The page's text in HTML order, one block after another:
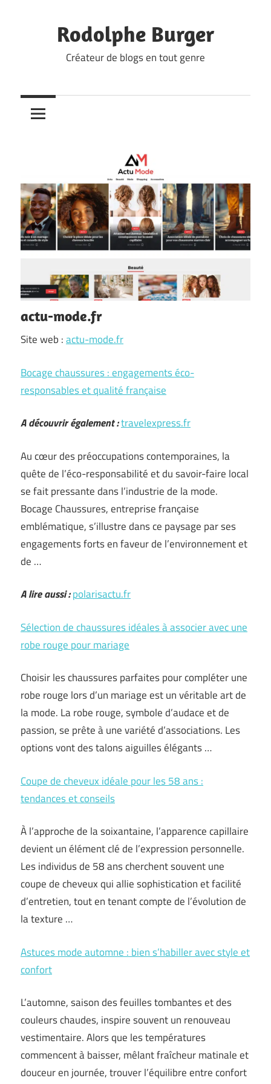
Rodolphe Burger
Créateur de blogs en tout genre
actu-mode.fr
Site web :actu-mode.fr
Bocage chaussures : engagements éco-
responsables et qualité française
A découvrir également :travelexpress.fr
Au cœur des préoccupations contemporaines, la
quête de l’éco-responsabilité et du savoir-faire local
se fait pressante dans l’industrie de la mode.
Bocage Chaussures, entreprise française
emblématique, s’illustre dans ce paysage par ses
engagements forts en faveur de l’environnement et
de …
A lire aussi :polarisactu.fr
Sélection de chaussures idéales à associer avec une
robe rouge pour mariage
Choisir les chaussures parfaites pour compléter une
robe rouge lors d’un mariage est un véritable art de
la mode. La robe rouge, symbole d’audace et de
passion, se prête à une variété d’associations. Les
options vont des talons aiguilles élégants …
Coupe de cheveux idéale pour les 58 ans :
tendances et conseils
À l’approche de la soixantaine, l’apparence capillaire
devient un élément clé de l’expression personnelle.
Les individus de 58 ans cherchent souvent une
coupe de cheveux qui allie sophistication et facilité
d’entretien, tout en tenant compte de l’évolution de
la texture …
Astuces mode automne : bien s’habiller avec style et
confort
L’automne, saison des feuilles tombantes et des
couleurs chaudes, inspire souvent un renouveau
vestimentaire. Alors que les températures
commencent à baisser, mêlant fraîcheur matinale et
douceur en journée, trouver l’équilibre entre confort